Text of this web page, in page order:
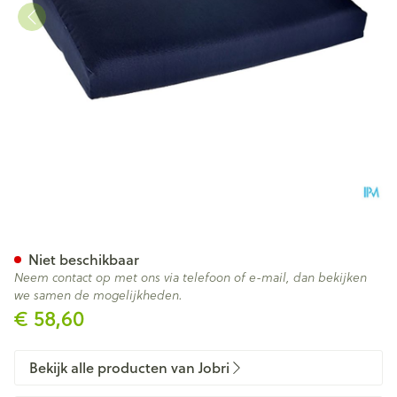
€ 58,60
Niet beschikbaar
Neem contact op met ons via telefoon of e-mail, dan bekijken
we samen de mogelijkheden.
Bekijk alle producten van Jobri